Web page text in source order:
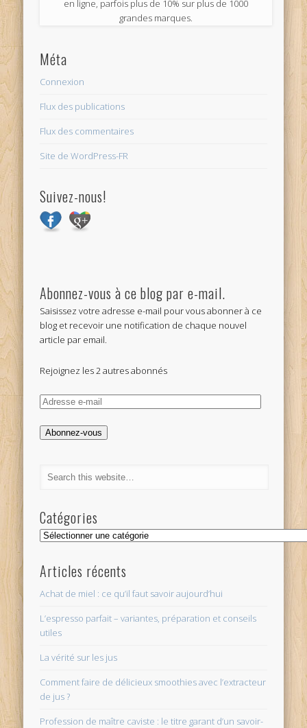
en ligne, parfois plus de 10% sur plus de 1000
grandes marques.
Méta
Connexion
Flux des publications
Flux des commentaires
Site de WordPress-FR
Suivez-nous!
Abonnez-vous à ce blog par e-mail.
Saisissez votre adresse e-mail pour vous abonner à ce
blog et recevoir une notification de chaque nouvel
article par email.
Rejoignez les 2 autres abonnés
Adresse
mail
Abonnez-vous
Catégories
Catégories
Articles récents
Achat de miel : ce qu’il faut savoir aujourd’hui
L’espresso parfait – variantes, préparation et conseils
utiles
La vérité sur les jus
Comment faire de délicieux smoothies avec l’extracteur
de jus ?
Profession de maître caviste : le titre garant d’un savoir-